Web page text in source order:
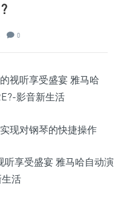
0
现对钢琴的快捷操作